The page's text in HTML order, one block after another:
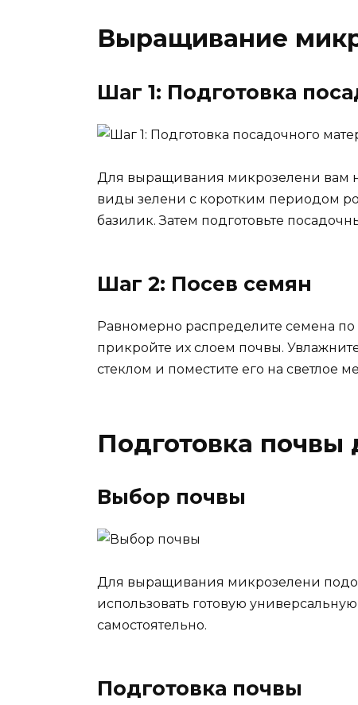
Выращивание
Шаг 1: Подготовка
Для выращивания микрозелени вам
виды зелени с коротким периодом
базилик. Затем подготовьте
Шаг 2: Посев семян
Равномерно распределите семена
прикройте их слоем почвы.
стеклом и поместите его на светлое
Подготовка почвы
Выбор почвы
Для выращивания микрозелени
использовать готовую
самостоятельно.
Подготовка почвы